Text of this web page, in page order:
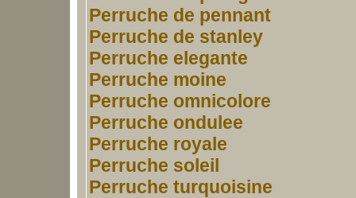
Perruche de pennant
Perruche de stanley
Perruche elegante
Perruche moine
Perruche omnicolore
Perruche ondulee
Perruche royale
Perruche soleil
Perruche turquoisine